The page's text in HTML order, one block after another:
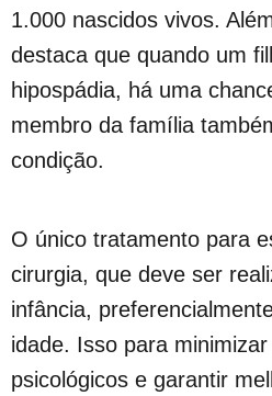
1.000 nascidos vivos.
destaca que quando um
hipospádia, há uma
membro da família
condição.
O único tratamento para
cirurgia, que deve ser
infância,
idade. Isso para
psicológicos e garantir